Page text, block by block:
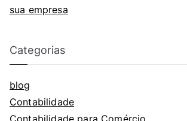
sua empresa
Categorias
blog
Contabilidade